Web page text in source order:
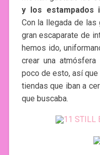
y los estampados
Con la llegada de las
gran escaparate de
hemos ido,
crear una
poco de esto, así
tiendas que iban a
que buscaba.